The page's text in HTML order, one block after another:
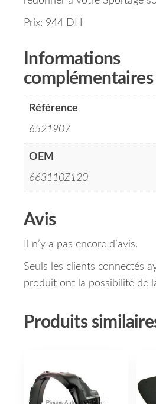
Prix: 944 DH
Informations
complémentaires
Référence
6521907
OEM
663110Z120
Avis
Il n’y a pas encore d’avis.
Seuls les clients connectés
produit ont la possibilité de
Produits